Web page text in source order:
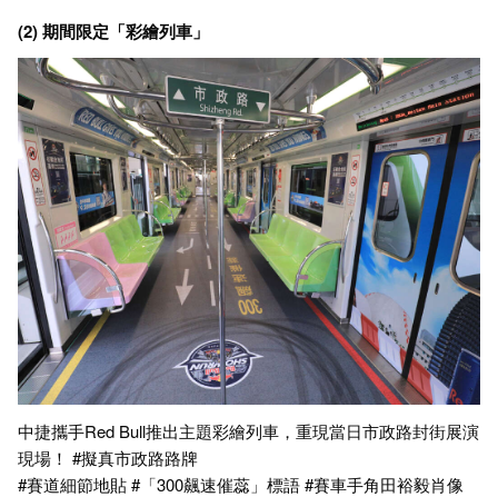
(2) 期間限定「彩繪列車」
中捷攜手Red Bull推出主題彩繪列車，重現當日市政路封街展演
現場！ #擬真市政路路牌
#賽道細節地貼 #「300飆速催蕊」標語 #賽車手角田裕毅肖像